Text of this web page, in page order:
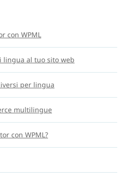
con WPML
al tuo sito web
per lingua
multilingue
con WPML?